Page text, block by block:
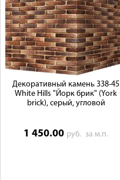
Декоративный камень 338-45
White Hills "Йорк брик" (York
brick), серый, угловой
1 450.00 руб.за м.п.